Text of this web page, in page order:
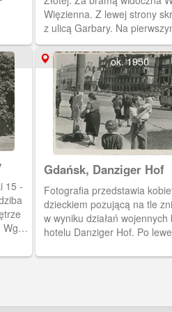
Więzienna. Z lewej strony
z ulicą Garbary. Na
rowerzysta. Z prawe strony
chodnik i budynek domu
15 -
Wg.
ok. 1950
Gdańsk, Danziger Hof
Fotografia przedstawia
dzieckiem pozującą na tle
w wyniku działań wojennych
hotelu Danziger Hof. Po
budynki. Budynek hotelu